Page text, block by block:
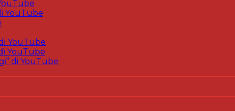
YouTube
YouTube
YouTube
di YouTube